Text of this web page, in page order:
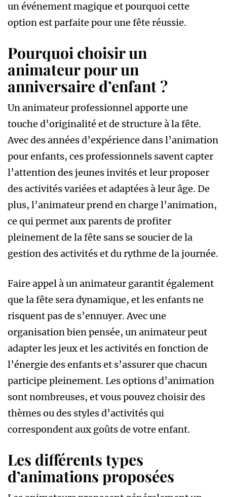
un événement magique et pourquoi cette
option est parfaite pour une fête réussie.
Pourquoi choisir un
animateur pour un
anniversaire d’enfant ?
Un animateur professionnel apporte une
touche d’originalité et de structure à la fête.
Avec des années d’expérience dans l’animation
pour enfants, ces professionnels savent capter
l’attention des jeunes invités et leur proposer
des activités variées et adaptées à leur âge. De
plus, l’animateur prend en charge l’animation,
ce qui permet aux parents de profiter
pleinement de la fête sans se soucier de la
gestion des activités et du rythme de la journée.
Faire appel à un animateur garantit également
que la fête sera dynamique, et les enfants ne
risquent pas de s’ennuyer. Avec une
organisation bien pensée, un animateur peut
adapter les jeux et les activités en fonction de
l’énergie des enfants et s’assurer que chacun
participe pleinement. Les options d’animation
sont nombreuses, et vous pouvez choisir des
thèmes ou des styles d’activités qui
correspondent aux goûts de votre enfant.
Les différents types
d’animations proposées